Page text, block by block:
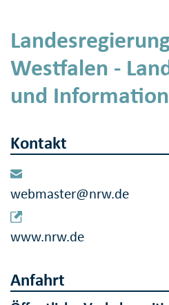
Westfalen -
und
Kontakt
webmaster@nrw.de
www.nrw.de
Anfahrt